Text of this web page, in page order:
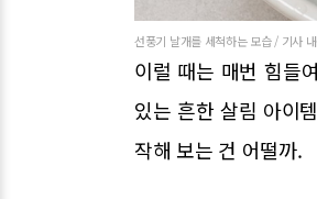
선풍기 날개를 세척하는 모습 / 기사
이럴 때는 매번 힘들
있는 흔한 살림 아이
작해 보는 건 어떨까.